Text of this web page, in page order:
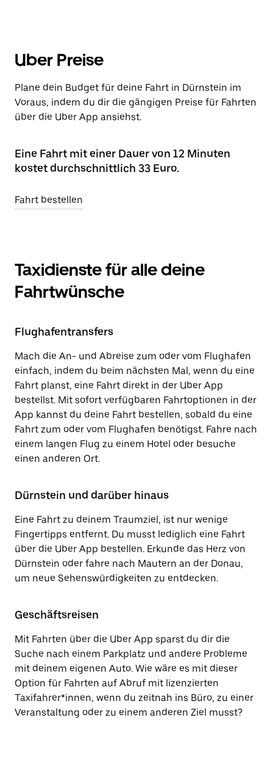
Uber Preise
Plane dein Budget für deine Fahrt in Dürnstein im
Voraus, indem du dir die gängigen Preise für Fahrten
über die Uber App ansiehst.
Eine Fahrt mit einer Dauer von 12 Minuten
kostet durchschnittlich 33 Euro.
Fahrt bestellen
Taxidienste für alle deine
Fahrtwünsche
Flughafentransfers
Mach die An- und Abreise zum oder vom Flughafen
einfach, indem du beim nächsten Mal, wenn du eine
Fahrt planst, eine Fahrt direkt in der Uber App
bestellst. Mit sofort verfügbaren Fahrtoptionen in der
App kannst du deine Fahrt bestellen, sobald du eine
Fahrt zum oder vom Flughafen benötigst. Fahre nach
einem langen Flug zu einem Hotel oder besuche
einen anderen Ort.
Dürnstein und darüber hinaus
Eine Fahrt zu deinem Traumziel, ist nur wenige
Fingertipps entfernt. Du musst lediglich eine Fahrt
über die Uber App bestellen. Erkunde das Herz von
Dürnstein oder fahre nach Mautern an der Donau,
um neue Sehenswürdigkeiten zu entdecken.
Geschäftsreisen
Mit Fahrten über die Uber App sparst du dir die
Suche nach einem Parkplatz und andere Probleme
mit deinem eigenen Auto. Wie wäre es mit dieser
Option für Fahrten auf Abruf mit lizenzierten
Taxifahrer*innen, wenn du zeitnah ins Büro, zu einer
Veranstaltung oder zu einem anderen Ziel musst?